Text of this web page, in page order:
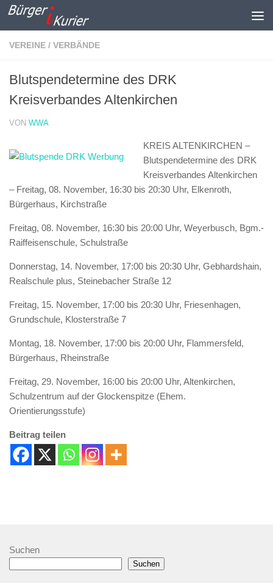
Zum Inhalt springen
VEREINE / VERBÄNDE
Blutspendetermine des DRK
Kreisverbandes Altenkirchen
VON WWA
KREIS ALTENKIRCHEN –
Blutspendetermine des DRK
Kreisverbandes Altenkirchen
– Freitag, 08. November, 16:30 bis 20:30 Uhr, Elkenroth,
Bürgerhaus, Kirchstraße
Freitag, 08. November, 16:30 bis 20:00 Uhr, Weyerbusch, Bgm.-
Raiffeisenschule, Schulstraße
Donnerstag, 14. November, 17:00 bis 20:30 Uhr, Gebhardshain,
Realschule plus, Steinebacher Straße 12
Freitag, 15. November, 17:00 bis 20:30 Uhr, Friesenhagen,
Grundschule, Klosterstraße 7
Montag, 18. November, 17:00 bis 20:00 Uhr, Flammersfeld,
Bürgerhaus, Rheinstraße
Freitag, 29. November, 16:00 bis 20:00 Uhr, Altenkirchen,
Schulzentrum auf der Glockenspitze (Ehem.
Orientierungsstufe)
Beitrag teilen
Suchen
Suchen